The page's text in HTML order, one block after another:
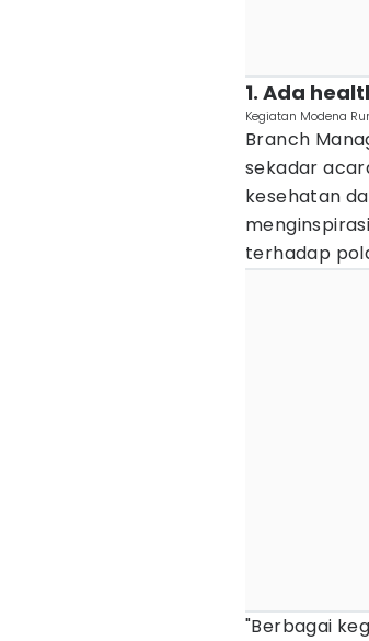
1. Ada
Kegiatan Modena
Branch
sekadar
kesehatan
terhadap
"Berbagai